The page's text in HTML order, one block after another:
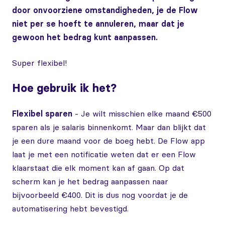
door onvoorziene omstandigheden, je de Flow
niet per se hoeft te annuleren, maar dat je
gewoon het bedrag kunt aanpassen.
Super flexibel!
Hoe gebruik ik het?
Flexibel sparen - Je wilt misschien elke maand €500
sparen als je salaris binnenkomt. Maar dan blijkt dat
je een dure maand voor de boeg hebt. De Flow app
laat je met een notificatie weten dat er een Flow
klaarstaat die elk moment kan af gaan. Op dat
scherm kan je het bedrag aanpassen naar
bijvoorbeeld €400. Dit is dus nog voordat je de
automatisering hebt bevestigd.